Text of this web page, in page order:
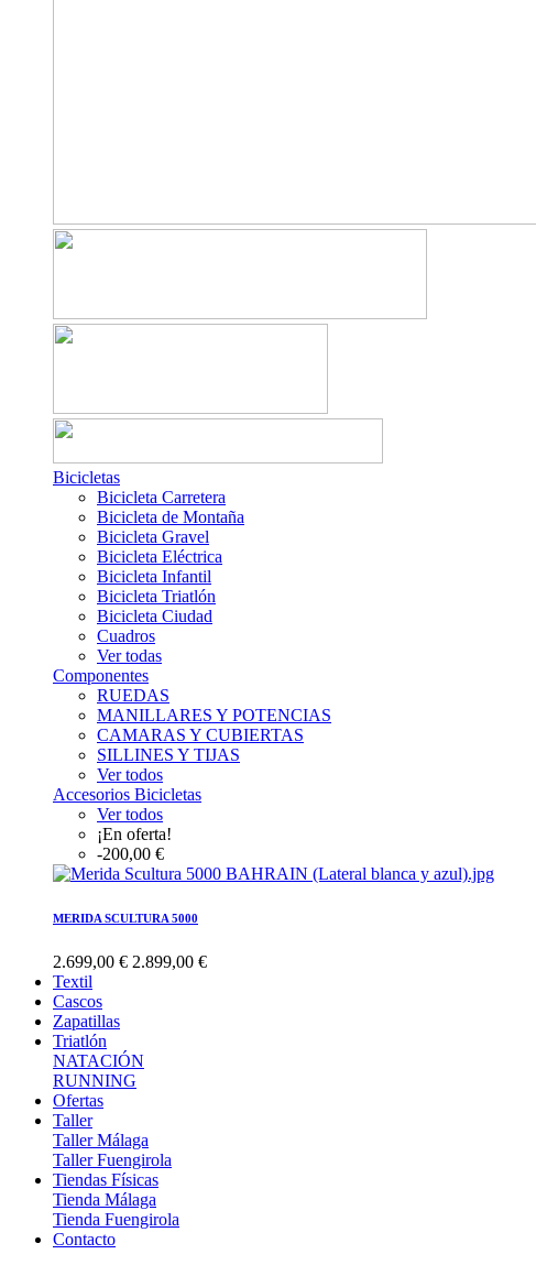
Bicicletas
Bicicleta Carretera
Bicicleta de Montaña
Bicicleta Gravel
Bicicleta Eléctrica
Bicicleta Infantil
Bicicleta Triatlón
Bicicleta Ciudad
Cuadros
Ver todas
Componentes
RUEDAS
MANILLARES Y POTENCIAS
CAMARAS Y CUBIERTAS
SILLINES Y TIJAS
Ver todos
Accesorios Bicicletas
Ver todos
¡En oferta!
-200,00 €
MERIDA SCULTURA 5000
2.699,00 € 2.899,00 €
Textil
Cascos
Zapatillas
Triatlón
NATACIÓN
RUNNING
Ofertas
Taller
Taller Málaga
Taller Fuengirola
Tiendas Físicas
Tienda Málaga
Tienda Fuengirola
Contacto